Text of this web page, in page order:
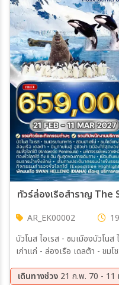
AR_EK00002
บัวโนส ไอเรส - ชมเมืองบัวโนส
เก่าแก่ - ล่องเรือ เดลต้า - ชมโ
ทาง (25 - 26 ก.พ. 70) เรือมุ่ง
เดินทางช่วง 21 ก.พ. 70 - 11